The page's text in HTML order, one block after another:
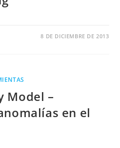
8 DE DICIEMBRE DE 2013
Model –
en el